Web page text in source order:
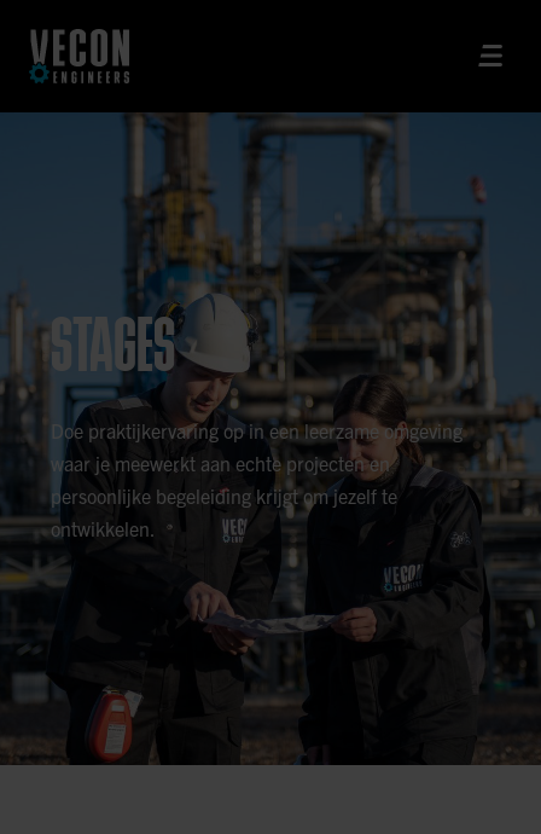
STAGES
Doe praktijkervaring op in een leerzame omgeving
waar je meewerkt aan echte projecten en
persoonlijke begeleiding krijgt om jezelf te
ontwikkelen.